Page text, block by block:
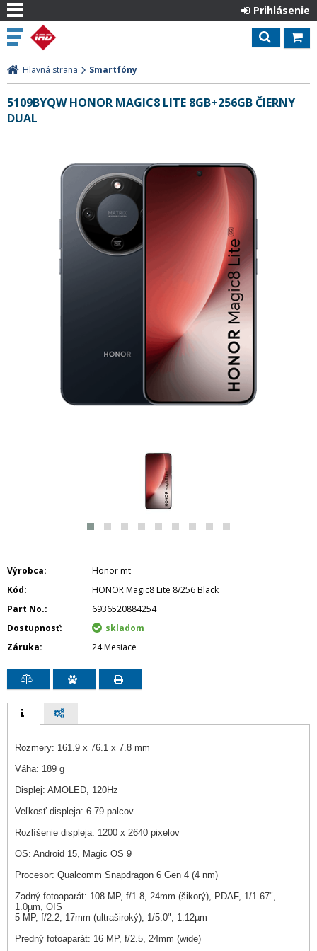
Prihlásenie
Hlavná strana Smartfóny
5109BYQW HONOR MAGIC8 LITE 8GB+256GB ČIERNY
DUAL
Výrobca
Honor mt
Kód
HONOR Magic8 Lite 8/256 Black
Part No.
6936520884254
Dostupnosť
skladom
Záruka
24 Mesiace
Rozmery: 161.9 x 76.1 x 7.8 mm
Váha: 189 g
Displej: AMOLED, 120Hz
Veľkosť displeja: 6.79 palcov
Rozlíšenie displeja: 1200 x 2640 pixelov
OS: Android 15, Magic OS 9
Procesor: Qualcomm Snapdragon 6 Gen 4 (4 nm)
Zadný fotoaparát: 108 MP, f/1.8, 24mm (šikorý), PDAF, 1/1.67",
1.0µm, OIS
5 MP, f/2.2, 17mm (ultraširoký), 1/5.0", 1.12µm
Predný fotoaparát: 16 MP, f/2.5, 24mm (wide)